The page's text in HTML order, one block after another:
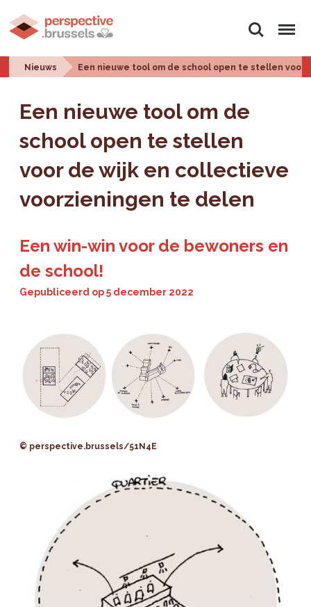
Zoeken Menu
Nieuws Een nieuwe tool om de school open te stellen
Een nieuwe tool om de
school open te stellen
voor de wijk en collectieve
voorzieningen te delen
Een win-win voor de bewoners en
de school!
Gepubliceerd op5 december 2022
© perspective.brussels/51N4E